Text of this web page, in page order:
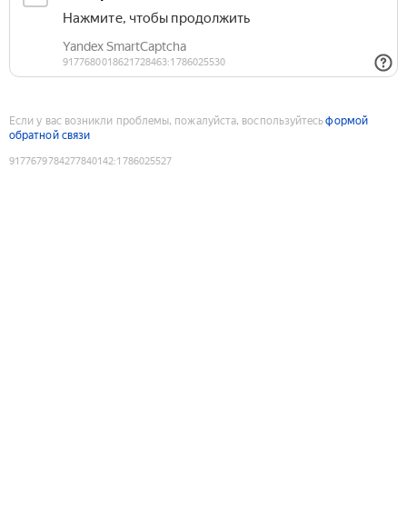
Если у вас возникли проблемы, пожалуйста, воспользуйтесьформой
обратной связи
9177679784277840142:1786025527